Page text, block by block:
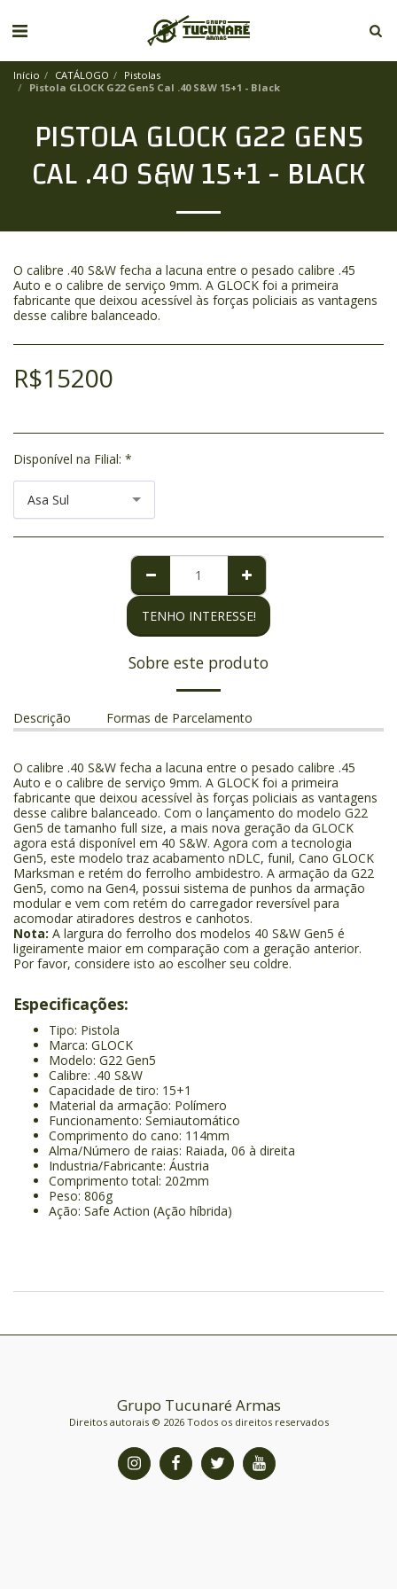
Início CATÁLOGO
Pistolas
Pistola GLOCK G22 Gen5 Cal .40 S&W 15+1 - Black
PISTOLA GLOCK G22 GEN5
CAL .40 S&W 15+1 - BLACK
O calibre .40 S&W fecha a lacuna entre o pesado calibre .45
Auto e o calibre de serviço 9mm. A GLOCK foi a primeira
fabricante que deixou acessível às forças policiais as vantagens
desse calibre balanceado.
R$15200
Disponível na Filial: *
Asa Sul
TENHO INTERESSE!
Sobre este produto
Descrição Formas de Parcelamento
O calibre .40 S&W fecha a lacuna entre o pesado calibre .45
Auto e o calibre de serviço 9mm. A GLOCK foi a primeira
fabricante que deixou acessível às forças policiais as vantagens
desse calibre balanceado. Com o lançamento do modelo G22
Gen5 de tamanho full size, a mais nova geração da GLOCK
agora está disponível em 40 S&W. Agora com a tecnologia
Gen5, este modelo traz acabamento nDLC, funil, Cano GLOCK
Marksman e retém do ferrolho ambidestro. A armação da G22
Gen5, como na Gen4, possui sistema de punhos da armação
modular e vem com retém do carregador reversível para
acomodar atiradores destros e canhotos.
Nota: A largura do ferrolho dos modelos 40 S&W Gen5 é
ligeiramente maior em comparação com a geração anterior.
Por favor, considere isto ao escolher seu coldre.
Especificações:
Tipo: Pistola
Marca: GLOCK
Modelo: G22 Gen5
Calibre: .40 S&W
Capacidade de tiro: 15+1
Material da armação: Polímero
Funcionamento: Semiautomático
Comprimento do cano: 114mm
Alma/Número de raias: Raiada, 06 à direita
Industria/Fabricante: Áustria
Comprimento total: 202mm
Peso: 806g
Ação: Safe Action (Ação híbrida)
Grupo Tucunaré Armas
Direitos autorais © 2026 Todos os direitos reservados